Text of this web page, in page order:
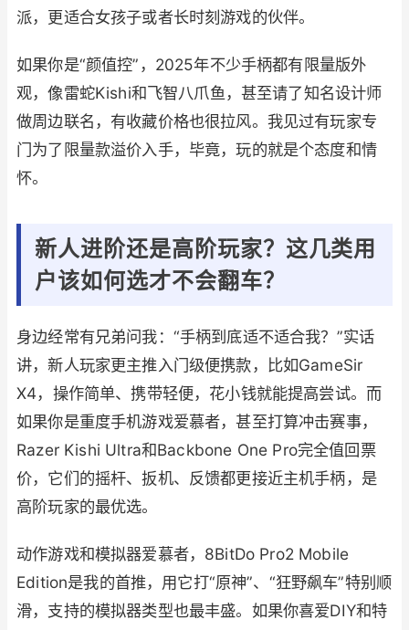
派，更适合女孩子或者长时刻游戏的伙伴。
如果你是“颜值控”，2025年不少手柄都有限量版外
观，像雷蛇Kishi和飞智八爪鱼，甚至请了知名设计师
做周边联名，有收藏价格也很拉风。我见过有玩家专
门为了限量款溢价入手，毕竟，玩的就是个态度和情
怀。
新人进阶还是高阶玩家？这几类用
户该如何选才不会翻车？
身边经常有兄弟问我：“手柄到底适不适合我？”实话
讲，新人玩家更主推入门级便携款，比如GameSir
X4，操作简单、携带轻便，花小钱就能提高尝试。而
如果你是重度手机游戏爱慕者，甚至打算冲击赛事，
Razer Kishi Ultra和Backbone One Pro完全值回票
价，它们的摇杆、扳机、反馈都更接近主机手柄，是
高阶玩家的最优选。
动作游戏和模拟器爱慕者，8BitDo Pro2 Mobile
Edition是我的首推，用它打“原神”、“狂野飙车”特别顺
滑，支持的模拟器类型也最丰盛。如果你喜爱DIY和特